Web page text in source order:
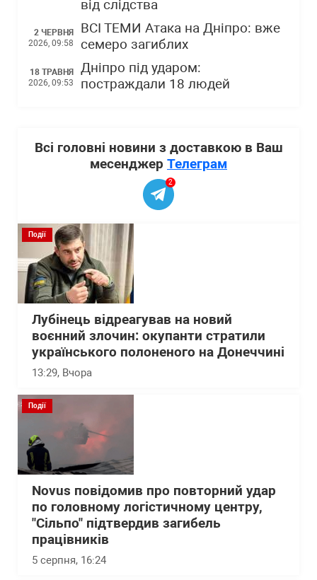
від слідства
2 ЧЕРВНЯ
2026, 09:58
ВСІ ТЕМИ Атака на Дніпро: вже
семеро загиблих
18 ТРАВНЯ
2026, 09:53
Дніпро під ударом:
постраждали 18 людей
Всі головні новини з доставкою в Ваш
месенджер Телеграм
2
Події
Лубінець відреагував на новий
воєнний злочин: окупанти стратили
українського полоненого на Донеччині
13:29, Вчора
Події
Novus повідомив про повторний удар
по головному логістичному центру,
"Сільпо" підтвердив загибель
працівників
5 серпня, 16:24